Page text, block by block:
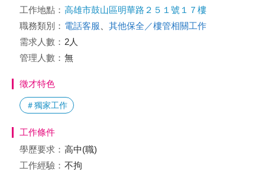
工作地點： 高雄市鼓山區明華路２５１號１７樓
職務類別： 電話客服
其他保全／樓管相關工作
需求人數： 2人
管理人數： 無
徵才特色
＃獨家工作
工作條件
學歷要求： 高中(職)
工作經驗： 不拘